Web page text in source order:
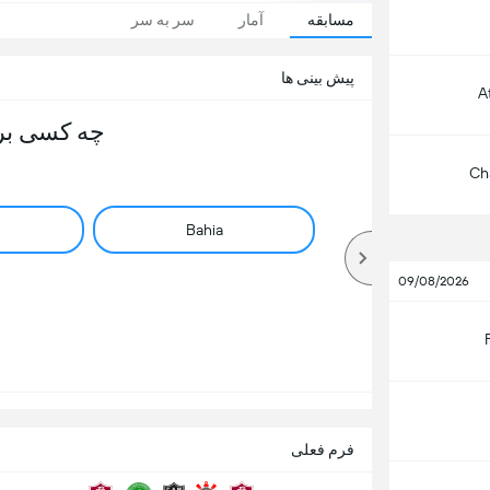
09/08/2026
مسابقه آمار سر به سر
پیش بینی ها
چه کسی
Bahia
فرم فعلی